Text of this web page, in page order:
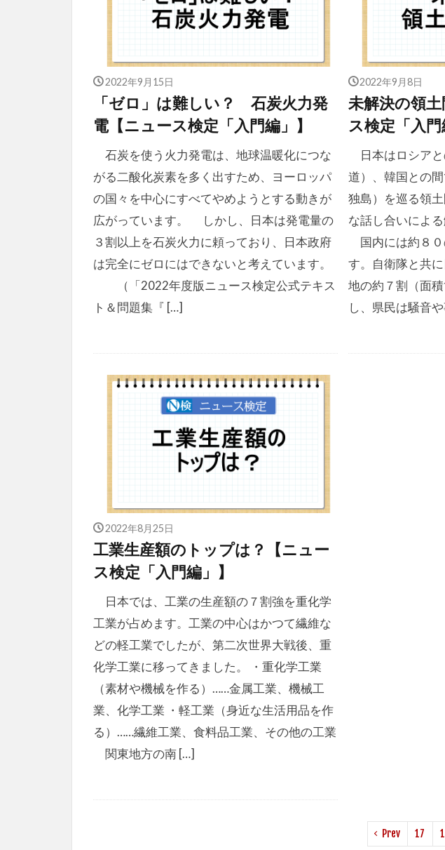
2022年9月15日
「ゼロ」は難しい？ 石炭火力発
電【ニュース検定「入門編」】
石炭を使う火力発電は、地球温暖化につな
がる二酸化炭素を多く出すため、ヨーロッパ
の国々を中心にすべてやめようとする動きが
広がっています。 しかし、日本は発電量の
３割以上を石炭火力に頼っており、日本政府
は完全にゼロにはできないと考えています。
（「2022年度版ニュース検定公式テキス
ト＆問題集『 […]
2022年9月8日
未解決の領
ス検定「入門
日本はロシア
道）、韓国との
独島）を巡る領
な話し合いによ
国内には約８０
す。自衛隊と共
地の約７割（面
し、県民は騒音
2022年8月25日
工業生産額のトップは？【ニュー
ス検定「入門編」】
日本では、工業の生産額の７割強を重化学
工業が占めます。工業の中心はかつて繊維な
どの軽工業でしたが、第二次世界大戦後、重
化学工業に移ってきました。 ・重化学工業
（素材や機械を作る）……金属工業、機械工
業、化学工業 ・軽工業（身近な生活用品を作
る）……繊維工業、食料品工業、その他の工業
関東地方の南 […]
Prev 17